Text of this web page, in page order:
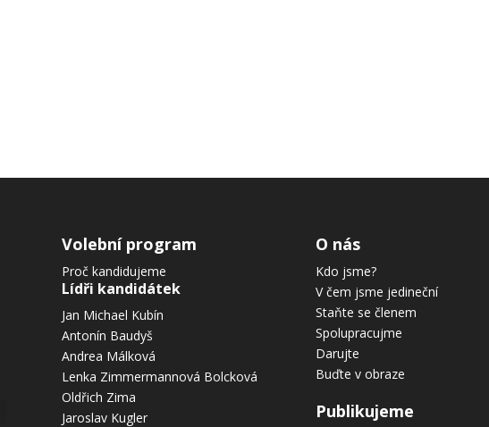
Volební program
Proč kandidujeme
Lídři kandidátek
Jan Michael Kubín
Antonín Baudyš
Andrea Málková
Lenka Zimmermannová Bolcková
Oldřich Zima
Jaroslav Kugler
O nás
Kdo jsme?
V čem jsme jedineční
Staňte se členem
Spolupracujme
Darujte
Buďte v obraze
Publikujeme